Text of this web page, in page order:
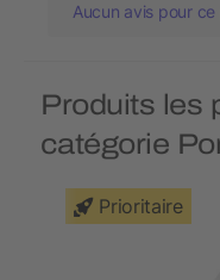
Aucun avis pour
Produits les
catégorie
Prioritaire